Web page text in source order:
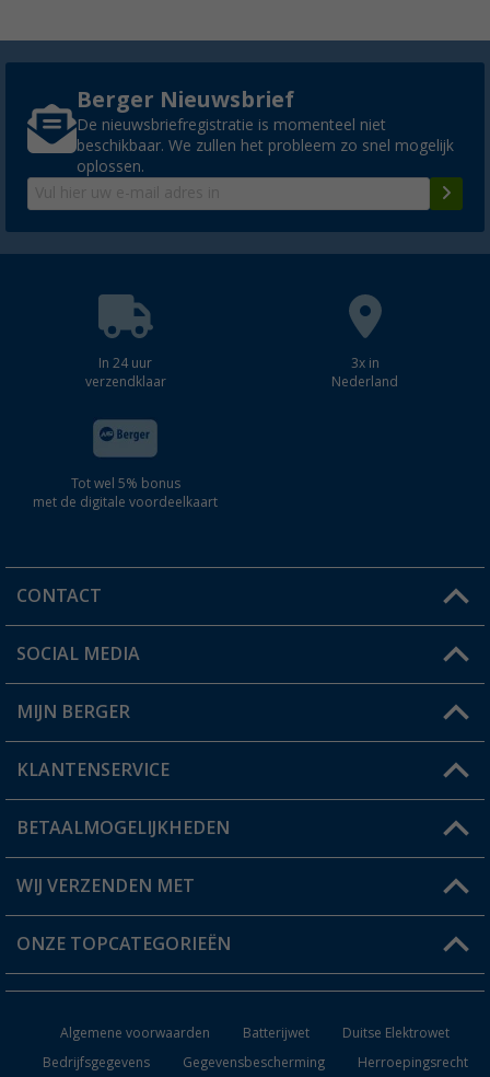
Berger Nieuwsbrief
De nieuwsbriefregistratie is momenteel niet
beschikbaar. We zullen het probleem zo snel mogelijk
oplossen.
In 24 uur
verzendklaar
3x in
Nederland
Tot wel 5% bonus
met de digitale voordeelkaart
CONTACT
Een vraag?
Winkel vinden
SOCIAL MEDIA
MIJN BERGER
Mijn account
Status bestelling
Verlanglijstje
KLANTENSERVICE
FAQ & Contact
Verzendinformatie
Catalogus
BETAALMOGELIJKHEDEN
WIJ VERZENDEN MET
ONZE TOPCATEGORIEËN
Algemene voorwaarden Batterijwet
Duitse Elektrowet
Bedrijfsgegevens
Gegevensbescherming Herroepingsrecht